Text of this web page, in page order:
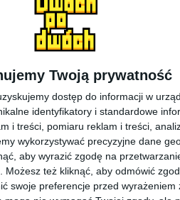
Twoją prywatność
dostęp do informacji w
identyfikatory i standardowe
i treści, pomiaru reklam i treści,
wykorzystywać precyzyjne dane
aby wyrazić zgodę na
też kliknąć, aby odmówić
swoje preferencje przed wyrażeniem